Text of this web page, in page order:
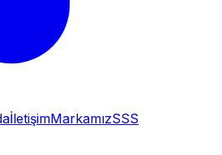
İletişimMarkamızSSS